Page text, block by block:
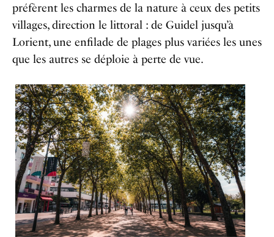
préfèrent les charmes de la nature à ceux des petits
villages, direction le littoral : de Guidel jusqu’à
Lorient, une enfilade de plages plus variées les unes
que les autres se déploie à perte de vue.